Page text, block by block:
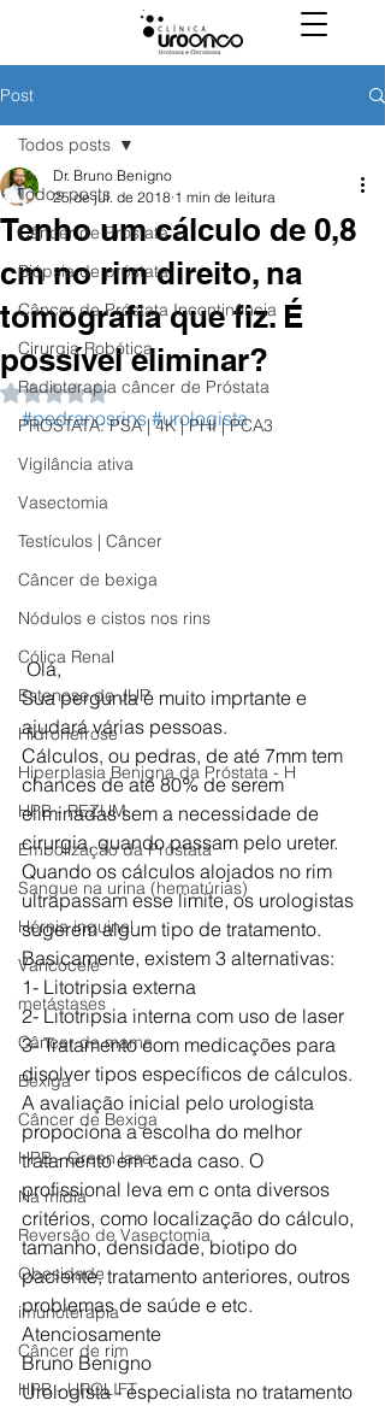
Post
Todos posts
Câncer de Próstata
Biópsia de próstata
Câncer de Próstata Incontinência
Cirurgia Robótica
Radioterapia câncer de Próstata
PROSTATA: PSA | 4K | PHI | PCA3
Vigilância ativa
Vasectomia
Testículos | Câncer
Câncer de bexiga
Nódulos e cistos nos rins
Cólica Renal
Estenose de JUP
Hidronefrose
Hiperplasia Benigna da Próstata - H
HPB - REZUM
Embolização da Próstata
Sangue na urina (hematúrias)
Hérnia inguinal
Varicocele
metástases
Câncer de mama
Bexiga
Câncer de Bexiga
HPB - Green laser
Na mídia
Reversão de Vasectomia
Obesidade
imunoterapia
Câncer de rim
HPB - UROLIFT
Todos posts
Tenho um cálculo de 0,8
cm no rim direito, na
tomografia que fiz. É
possível eliminar?
Dr. Bruno Benigno
25 de jul. de 2018 1 min de leitura
Avaliado com NaN de 5 estrelas.
#pedranosrins #urologista
Olá,
Sua pergunta é muito imprtante e
ajudará várias pessoas.
Cálculos, ou pedras, de até 7mm tem
chances de até 80% de serem
eliminadas sem a necessidade de
cirurgia, quando passam pelo ureter.
Quando os cálculos alojados no rim
ultrapassam esse limite, os urologistas
sugerem algum tipo de tratamento.
Basicamente, existem 3 alternativas:
1- Litotripsia externa
2- Litotripsia interna com uso de laser
3- Tratamento com medicações para
disolver tipos específicos de cálculos.
A avaliação inicial pelo urologista
propociona a escolha do melhor
tratamento em cada caso. O
profissional leva em c onta diversos
critérios, como localização do cálculo,
tamanho, densidade, biotipo do
paciente, tratamento anteriores, outros
problemas de saúde e etc.
Atenciosamente
Bruno Benigno
Urologista - especialista no tratamento